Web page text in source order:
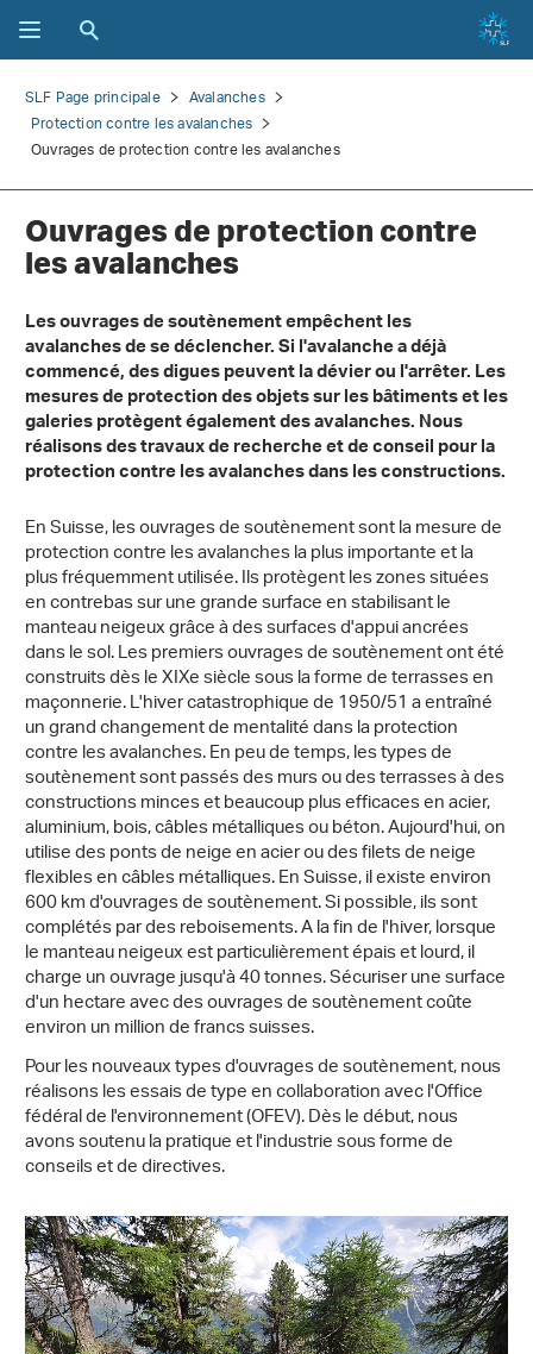
SLF Page principale
Avalanches
Protection contre les avalanches
Ouvrages de protection contre les avalanches
Ouvrages de protection contre
les avalanches
Les ouvrages de soutènement empêchent les
avalanches de se déclencher. Si l'avalanche a déjà
commencé, des digues peuvent la dévier ou l'arrêter. Les
mesures de protection des objets sur les bâtiments et les
galeries protègent également des avalanches. Nous
réalisons des travaux de recherche et de conseil pour la
protection contre les avalanches dans les constructions.
En Suisse, les ouvrages de soutènement sont la mesure de
protection contre les avalanches la plus importante et la
plus fréquemment utilisée. Ils protègent les zones situées
en contrebas sur une grande surface en stabilisant le
manteau neigeux grâce à des surfaces d'appui ancrées
dans le sol. Les premiers ouvrages de soutènement ont été
construits dès le XIXe siècle sous la forme de terrasses en
maçonnerie. L'hiver catastrophique de 1950/51 a entraîné
un grand changement de mentalité dans la protection
contre les avalanches. En peu de temps, les types de
soutènement sont passés des murs ou des terrasses à des
constructions minces et beaucoup plus efficaces en acier,
aluminium, bois, câbles métalliques ou béton. Aujourd'hui, on
utilise des ponts de neige en acier ou des filets de neige
flexibles en câbles métalliques. En Suisse, il existe environ
600 km d'ouvrages de soutènement. Si possible, ils sont
complétés par des reboisements. A la fin de l'hiver, lorsque
le manteau neigeux est particulièrement épais et lourd, il
charge un ouvrage jusqu'à 40 tonnes. Sécuriser une surface
d'un hectare avec des ouvrages de soutènement coûte
environ un million de francs suisses.
Pour les nouveaux types d'ouvrages de soutènement, nous
réalisons les essais de type en collaboration avec l'Office
fédéral de l'environnement (OFEV). Dès le début, nous
avons soutenu la pratique et l'industrie sous forme de
conseils et de directives.